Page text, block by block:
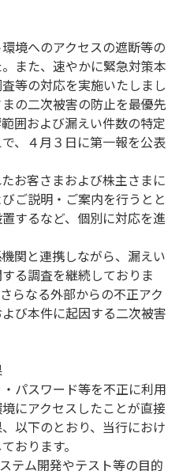
境へのアクセスの遮断等の
また、速やかに緊急対策本
等の対応を実施いたしまし
の二次被害の防止を最優先
囲および漏えい件数の特定
、４月３日に第一報を公表
お客さまおよび株主さまに
ご説明・ご案内を行うとと
するなど、個別に対応を進
関と連携しながら、漏えい
る調査を継続しておりま
らなる外部からの不正アク
び本件に起因する二次被害
パスワード等を不正に利用
にアクセスしたことが直接
以下のとおり、当行におけ
おります。
テム開発やテスト等の目的